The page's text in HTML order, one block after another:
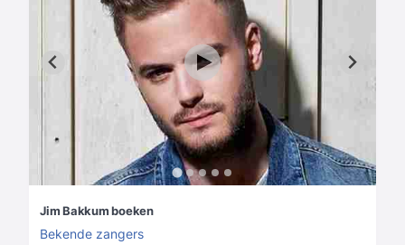
Jim Bakkum boeken
Bekende zangers